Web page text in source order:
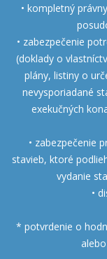
• kompletný
• zabezpečenie
(doklady o
plány, listiny o
nevysporiadané
exekučných
• zabezpečenie
stavieb, ktoré
vydanie
•
* potvrdenie o